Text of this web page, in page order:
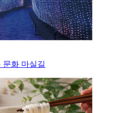
문화 마실길